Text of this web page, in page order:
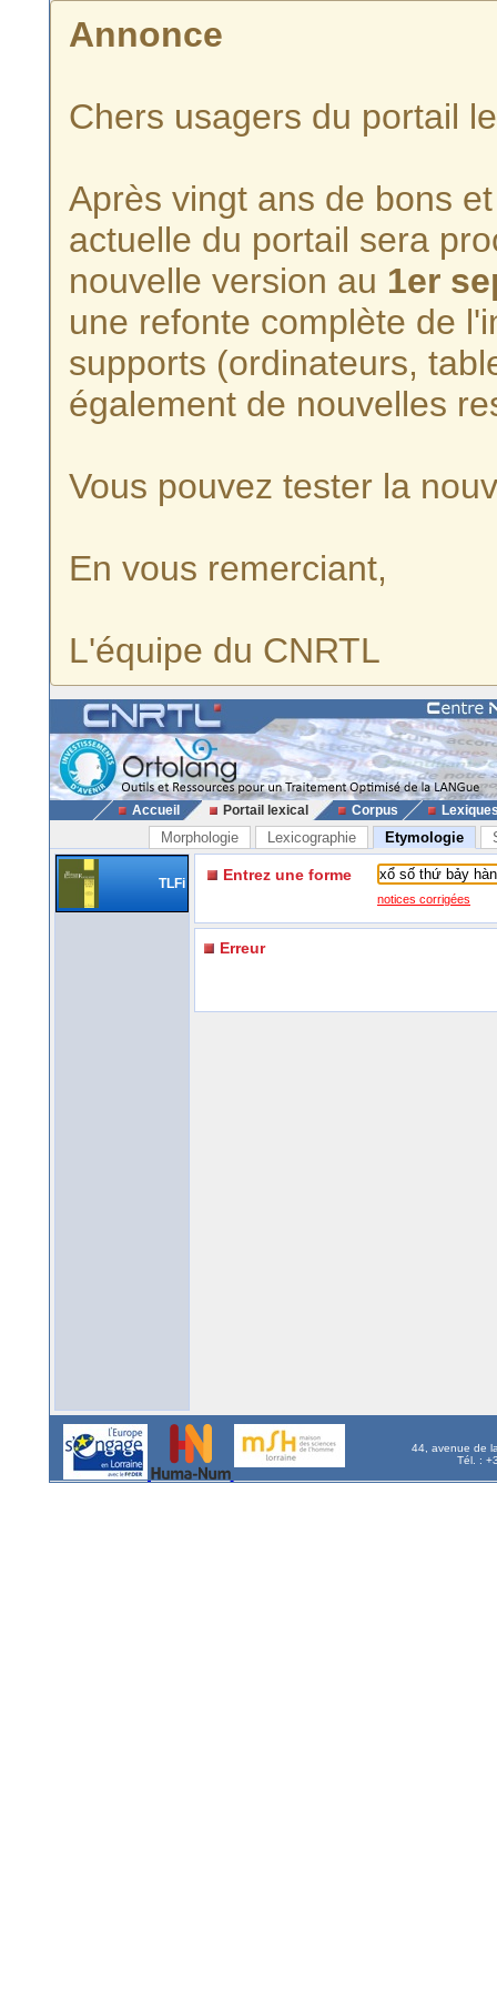
Annonce
Chers usagers du portail
Après vingt ans de bons
actuelle du portail sera
nouvelle version au 1er
une refonte complète de
supports (ordinateurs,
également de nouvelles
Vous pouvez tester la
En vous remerciant,
L'équipe du CNRTL
Accueil Portail lexical Corpus
Morphologie Lexicographie Etymologie
TLFi Entrez une forme
notices corrigées
Erreur
44, avenue de
Tél. :